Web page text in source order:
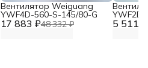
17 883 ₽48 332 ₽
Вентилятор Weiguang
YWF4D-560-S-145/80-G
5 511 ₽
230V